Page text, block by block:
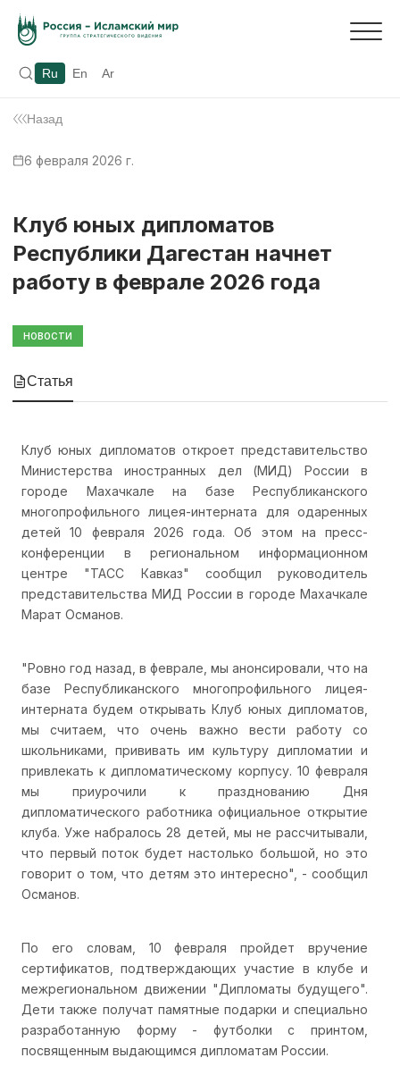
Ru En Ar
Назад
6 февраля 2026 г.
Клуб юных дипломатов
Республики Дагестан начнет
работу в феврале 2026 года
НОВОСТИ
Статья
Клуб юных дипломатов откроет представительство
Министерства иностранных дел (МИД) России в
городе Махачкале на базе Республиканского
многопрофильного лицея-интерната для одаренных
детей 10 февраля 2026 года. Об этом на пресс-
конференции в региональном информационном
центре "ТАСС Кавказ" сообщил руководитель
представительства МИД России в городе Махачкале
Марат Османов.
"Ровно год назад, в феврале, мы анонсировали, что на
базе Республиканского многопрофильного лицея-
интерната будем открывать Клуб юных дипломатов,
мы считаем, что очень важно вести работу со
школьниками, прививать им культуру дипломатии и
привлекать к дипломатическому корпусу. 10 февраля
мы приурочили к празднованию Дня
дипломатического работника официальное открытие
клуба. Уже набралось 28 детей, мы не рассчитывали,
что первый поток будет настолько большой, но это
говорит о том, что детям это интересно", - сообщил
Османов.
По его словам, 10 февраля пройдет вручение
сертификатов, подтверждающих участие в клубе и
межрегиональном движении "Дипломаты будущего".
Дети также получат памятные подарки и специально
разработанную форму - футболки с принтом,
посвященным выдающимся дипломатам России.